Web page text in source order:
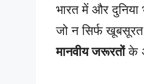
भारत में और
जो न सिर्फ
मानवीय जरूरतोंके